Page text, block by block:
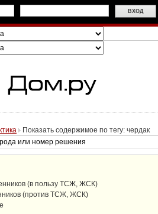
Показать содержимое по тегу: чердак
(в пользу ТСЖ, ЖСК)
(против ТСЖ, ЖСК)